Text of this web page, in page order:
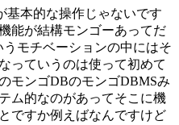
基本的な操作じゃないです
能が結構モンゴーあってだ
モチベーションの中にはそ
っていうのは使って初めて
モンゴDBのモンゴDBMSみ
ム的なのがあってそこに機
ですか例えばなんですけど